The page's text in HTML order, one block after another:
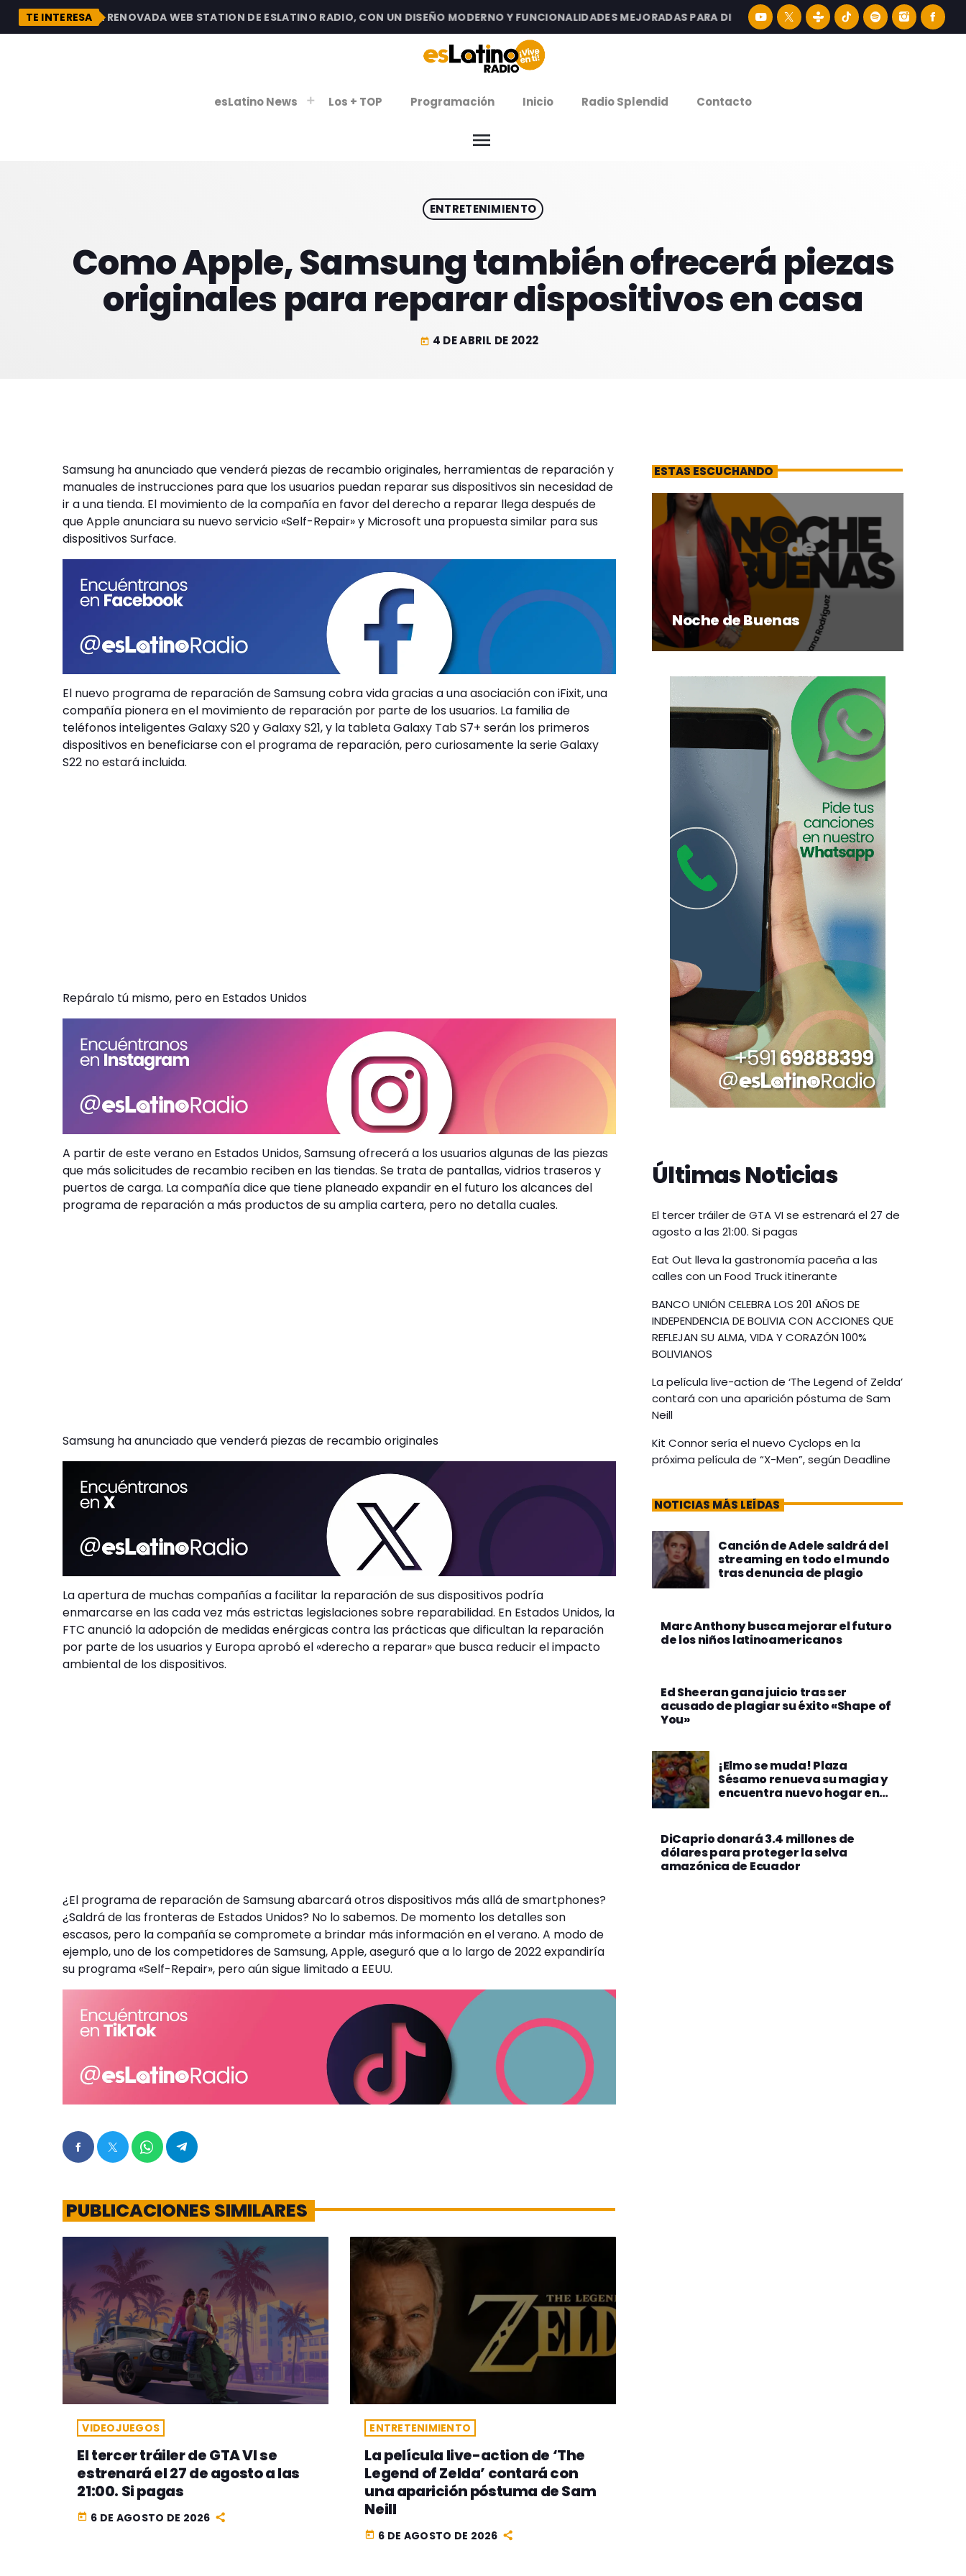
TE INTERESA
DESCUBRE LA RENOVADA WEB STATION DE ESLATINO RADIO, CON UN DISEÑO MODERNO Y FUNCIONALIDADES MEJORADAS PARA DISFRUTAR LA MEJOR MÚSICA LATINA Y
esLatino News Los + TOP Programación Inicio Radio Splendid Contacto
menu
VIERNES DE ESTRENOSENTRETENIMIENTO
Como Apple, Samsung también ofrecerá piezas
originales para reparar dispositivos en casa
today 4 DE ABRIL DE 2022
Samsung ha anunciado que venderá piezas de recambio originales, herramientas de reparación y
manuales de instrucciones para que los usuarios puedan reparar sus dispositivos sin necesidad de
ir a una tienda. El movimiento de la compañía en favor del derecho a reparar llega después de
que Apple anunciara su nuevo servicio «Self-Repair» y Microsoft una propuesta similar para sus
dispositivos Surface.
El nuevo programa de reparación de Samsung cobra vida gracias a una asociación con iFixit, una
compañía pionera en el movimiento de reparación por parte de los usuarios. La familia de
teléfonos inteligentes Galaxy S20 y Galaxy S21, y la tableta Galaxy Tab S7+ serán los primeros
dispositivos en beneficiarse con el programa de reparación, pero curiosamente la serie Galaxy
S22 no estará incluida.
Repáralo tú mismo, pero en Estados Unidos
A partir de este verano en Estados Unidos, Samsung ofrecerá a los usuarios algunas de las piezas
que más solicitudes de recambio reciben en las tiendas. Se trata de pantallas, vidrios traseros y
puertos de carga. La compañía dice que tiene planeado expandir en el futuro los alcances del
programa de reparación a más productos de su amplia cartera, pero no detalla cuales.
Samsung ha anunciado que venderá piezas de recambio originales
La apertura de muchas compañías a facilitar la reparación de sus dispositivos podría
enmarcarse en las cada vez más estrictas legislaciones sobre reparabilidad. En Estados Unidos, la
FTC anunció la adopción de medidas enérgicas contra las prácticas que dificultan la reparación
por parte de los usuarios y Europa aprobó el «derecho a reparar» que busca reducir el impacto
ambiental de los dispositivos.
¿El programa de reparación de Samsung abarcará otros dispositivos más allá de smartphones?
¿Saldrá de las fronteras de Estados Unidos? No lo sabemos. De momento los detalles son
escasos, pero la compañía se compromete a brindar más información en el verano. A modo de
ejemplo, uno de los competidores de Samsung, Apple, aseguró que a lo largo de 2022 expandiría
su programa «Self-Repair», pero aún sigue limitado a EEUU.
PUBLICACIONES SIMILARES
VIDEOJUEGOS
El tercer tráiler de GTA VI se
estrenará el 27 de agosto a las
21:00. Si pagas
today 6 DE AGOSTO DE 2026
ENTRETENIMIENTO
La película live-action de ‘The
Legend of Zelda’ contará con
una aparición póstuma de Sam
Neill
today 6 DE AGOSTO DE 2026
ESTAS ESCUCHANDO
Noche de Buenas
Últimas Noticias
El tercer tráiler de GTA VI se estrenará el 27 de
agosto a las 21:00. Si pagas
Eat Out lleva la gastronomía paceña a las
calles con un Food Truck itinerante
BANCO UNIÓN CELEBRA LOS 201 AÑOS DE
INDEPENDENCIA DE BOLIVIA CON ACCIONES QUE
REFLEJAN SU ALMA, VIDA Y CORAZÓN 100%
BOLIVIANOS
La película live-action de ‘The Legend of Zelda’
contará con una aparición póstuma de Sam
Neill
Kit Connor sería el nuevo Cyclops en la
próxima película de “X-Men”, según Deadline
NOTICIAS MÁS LEÍDAS
Canción de Adele saldrá del
streaming en todo el mundo
tras denuncia de plagio
Marc Anthony busca mejorar el futuro
de los niños latinoamericanos
Ed Sheeran gana juicio tras ser
acusado de plagiar su éxito «Shape of
You»
¡Elmo se muda! Plaza
Sésamo renueva su magia y
encuentra nuevo hogar en
DiCaprio donará 3.4 millones de
dólares para proteger la selva
amazónica de Ecuador